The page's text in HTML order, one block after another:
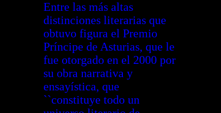
Entre las más altas
distinciones literarias que
obtuvo figura el Premio
Príncipe de Asturias, que le
fue otorgado en el 2000 por
su obra narrativa y
ensayística, que
``constituye todo un